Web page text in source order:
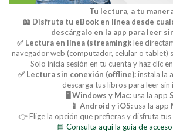
Tu lectura, a tu
📖 Disfruta tu eBook en línea desde
descárgalo en la app para leer
✅ Lectura en línea (streaming):lee
navegador web (computador, celular o tablet)
Solo inicia sesión en tu cuenta y haz clic en
✅ Lectura sin conexión (offline):instala la
descarga tus libros para leer sin
🖥️ Windows y Mac:usa la app
📱 Android y iOS:usa la app
👉 Elige la opción que prefieras y disfruta
📘 Consulta aquí la guía de